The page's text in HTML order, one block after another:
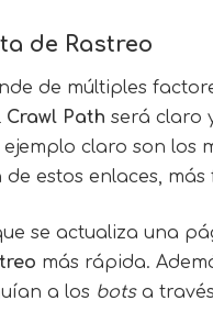
de Rastreo
de múltiples
Crawl Path será claro
claro son los
estos enlaces,
se actualiza una
más rápida.
a los botsa